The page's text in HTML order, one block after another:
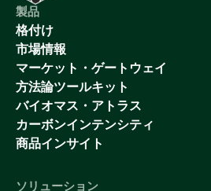
製品
格付け
市場情報
マーケット・ゲートウェイ
方法論ツールキット
バイオマス・アトラス
カーボンインテンシティ
商品インサイト
ソリューション